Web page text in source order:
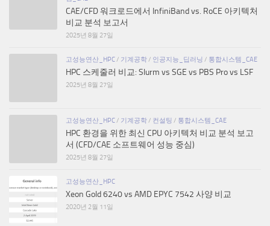
CAE/CFD 워크로드에서 InfiniBand vs. RoCE 아키텍처
비교 분석 보고서
2025년 8월 27일
고성능연산_HPC/ 기계공학/ 인공지능_딥러닝 / 통합시스템_CAE
HPC 스케줄러 비교: Slurm vs SGE vs PBS Pro vs LSF
2025년 8월 27일
고성능연산_HPC/ 기계공학/ 컨설팅 / 통합시스템_CAE
HPC 환경을 위한 최신 CPU 아키텍처 비교 분석 보고
서 (CFD/CAE 소프트웨어 성능 중심)
2025년 8월 27일
고성능연산_HPC
Xeon Gold 6240 vs AMD EPYC 7542 사양 비교
2020년 2월 11일